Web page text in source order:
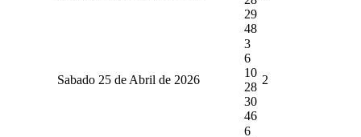
29
48
Sabado 25 de Abril de 2026
3
6
10
28
30
46
2
6